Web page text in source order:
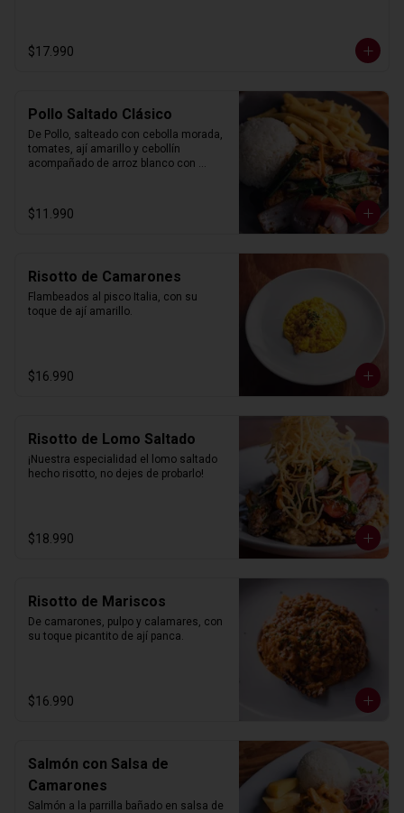
$17.990
Pollo Saltado Clásico
De Pollo, salteado con cebolla morada,
tomates, ají amarillo y cebollín
acompañado de arroz blanco con
$11.990
Risotto de Camarones
Flambeados al pisco Italia, con su
toque de ají amarillo.
$16.990
Risotto de Lomo Saltado
¡Nuestra especialidad el lomo saltado
hecho risotto, no dejes de probarlo!
$18.990
Risotto de Mariscos
De camarones, pulpo y calamares, con
su toque picantito de ají panca.
$16.990
Salmón con Salsa de
Camarones
Salmón a la parrilla bañado en salsa de